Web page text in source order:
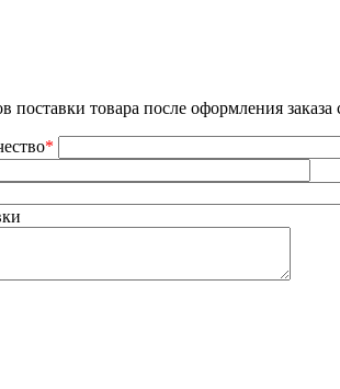
поставки товара после оформления
*